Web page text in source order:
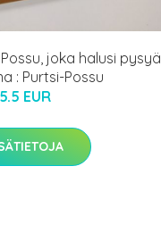
joka halusi pysyä
: Purtsi-Possu
5.5 EUR